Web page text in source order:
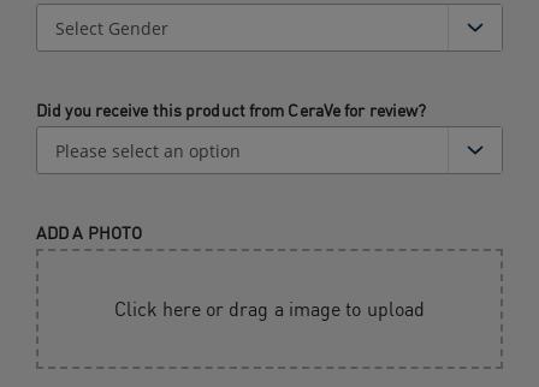
Did you receive this product from CeraVe for review?
ADD A PHOTO
Click here or drag a image to upload